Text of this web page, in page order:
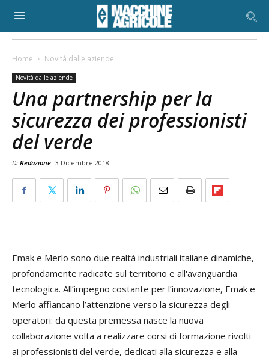
Home Novità dalle aziende
Novità dalle aziende
Una partnership per la
sicurezza dei professionisti
del verde
Di Redazione 3 Dicembre 2018
Emak e Merlo sono due realtà industriali italiane dinamiche,
profondamente radicate sul territorio e all'avanguardia
tecnologica. All’impegno costante per l’innovazione, Emak e
Merlo affiancano l’attenzione verso la sicurezza degli
operatori: da questa premessa nasce la nuova
collaborazione volta a realizzare corsi di formazione rivolti
ai professionisti del verde, dedicati alla sicurezza e alla